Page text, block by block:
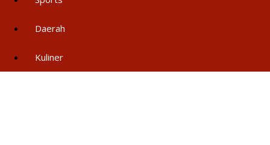
Daerah
Kuliner